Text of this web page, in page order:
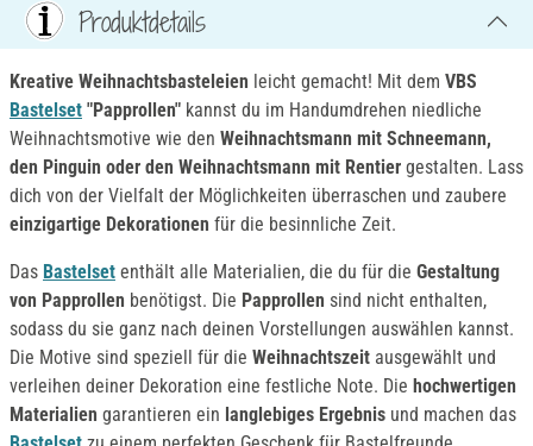
Produktdetails
Kreative Weihnachtsbasteleien leicht gemacht! Mit dem VBS
Bastelset "Papprollen" kannst du im Handumdrehen niedliche
Weihnachtsmotive wie den Weihnachtsmann mit Schneemann,
den Pinguin oder den Weihnachtsmann mit Rentier gestalten. Lass
dich von der Vielfalt der Möglichkeiten überraschen und zaubere
einzigartige Dekorationen für die besinnliche Zeit.
Das Bastelset enthält alle Materialien, die du für die Gestaltung
von Papprollen benötigst. Die Papprollen sind nicht enthalten,
sodass du sie ganz nach deinen Vorstellungen auswählen kannst.
Die Motive sind speziell für die Weihnachtszeit ausgewählt und
verleihen deiner Dekoration eine festliche Note. Die hochwertigen
Materialien garantieren ein langlebiges Ergebnis und machen das